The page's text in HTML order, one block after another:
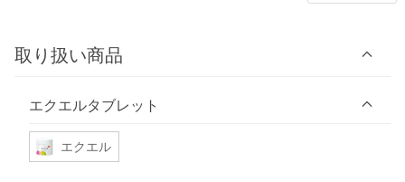
取り扱い商品
エクエルタブレット
エクエル